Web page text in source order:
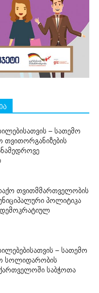
– სათემო
თვითმმართველობის
პოლიტიკა
– სათემო
სოლიდარობის
საბჭოთა